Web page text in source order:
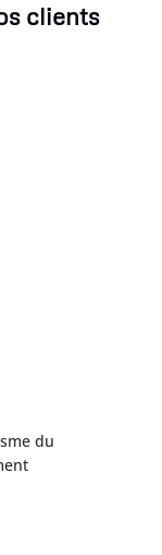
clients
du